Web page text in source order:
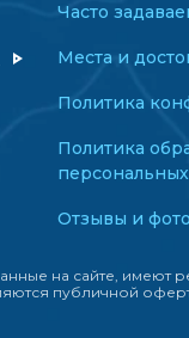
Часто
Места и
Политика
Политика
Отзывы и
на сайте, имеют
публичной